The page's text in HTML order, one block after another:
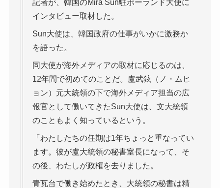
記者が、韓国のMira Sun駐ポーランド大使に
インタビュー取材した。
Sun大使は、韓国政府の仕事がいかに激務か
を語った。
同大使が海外メディアの取材に応じるのは、
12年間で初めてのことだ。盧武鉉（ノ・ムヒ
ョン）元大統領の下で海外メディア担当の広
報官として働いてきたSun大使は、文大統領
のこともよく知っているという。
「わたしたちの任期は1年ちょっと重なってい
ます。彼が盧大統領の秘書室長になって、そ
の後、わたしが政権を去りました。
青瓦台で働き始めたとき、大統領の秘書は精